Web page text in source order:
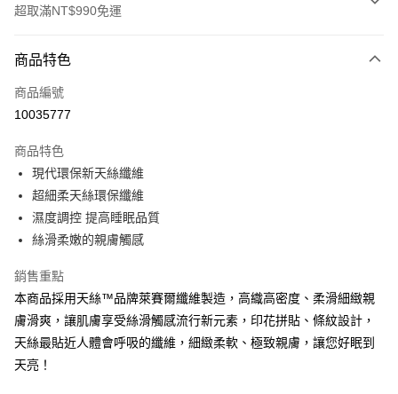
超取滿NT$990免運
信用卡一次付款
超商取貨付款
Apple Pay
街口支付
悠遊付
Google Pay
全盈+PAY
【大哥付你分期使用說明】
商品特色
商品編號
10035777
商品特色
現代環保新天絲纖維
超細柔天絲環保纖維
濕度調控 提高睡眠品質
絲滑柔嫩的親膚觸感
銷售重點
本商品採用天絲™品牌萊賽爾纖維製造，高織高密度、柔滑細緻親
膚滑爽，讓肌膚享受絲滑觸感流行新元素，印花拼貼、條紋設計，
天絲最貼近人體會呼吸的纖維，細緻柔軟、極致親膚，讓您好眠到
天亮！